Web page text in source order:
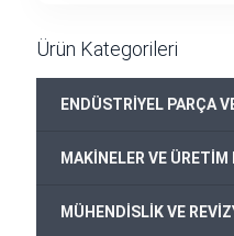
Ürün Kategorileri
ENDÜSTRİYEL PARÇA
MAKİNELER VE ÜRETİM
MÜHENDİSLİK VE